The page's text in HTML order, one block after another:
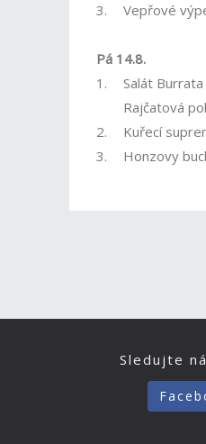
3.
Vepřové
Pá 14.8.
1.
Salát
Rajčatová
2.
Kuřecí
3.
Honzovy
Sledujte